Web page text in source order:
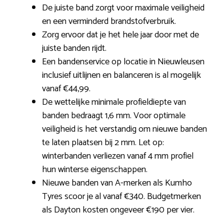
De juiste band zorgt voor maximale veiligheid
en een verminderd brandstofverbruik.
Zorg ervoor dat je het hele jaar door met de
juiste banden rijdt.
Een bandenservice op locatie in Nieuwleusen
inclusief uitlijnen en balanceren is al mogelijk
vanaf €44,99.
De wettelijke minimale profieldiepte van
banden bedraagt 1,6 mm. Voor optimale
veiligheid is het verstandig om nieuwe banden
te laten plaatsen bij 2 mm. Let op:
winterbanden verliezen vanaf 4 mm profiel
hun winterse eigenschappen.
Nieuwe banden van A-merken als Kumho
Tyres scoor je al vanaf €340. Budgetmerken
als Dayton kosten ongeveer €190 per vier.